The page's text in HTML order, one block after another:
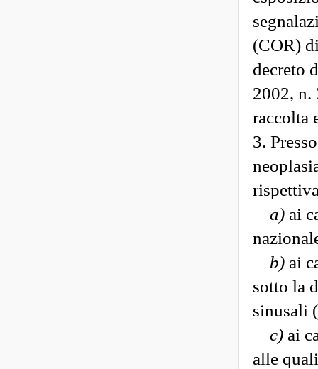
(COR)
decreto
2002, n.
raccolta
3.
a) ai
b) ai
sotto la
sinusali
c) ai
alle